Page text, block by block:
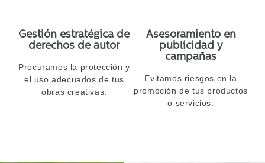
Gestión estratégica de
derechos de autor
Procuramos la protección y
el uso adecuados de tus
obras creativas.
Asesoramiento en
publicidad y
campañas
Evitamos riesgos en la
promoción de tus productos
o servicios.